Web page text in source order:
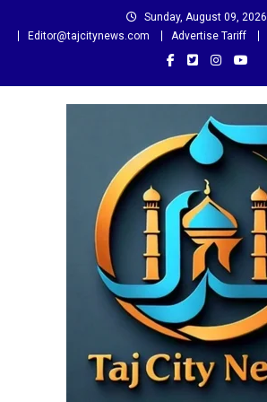
Sunday, August 09, 2026
Editor@tajcitynews.com
Advertise Tariff